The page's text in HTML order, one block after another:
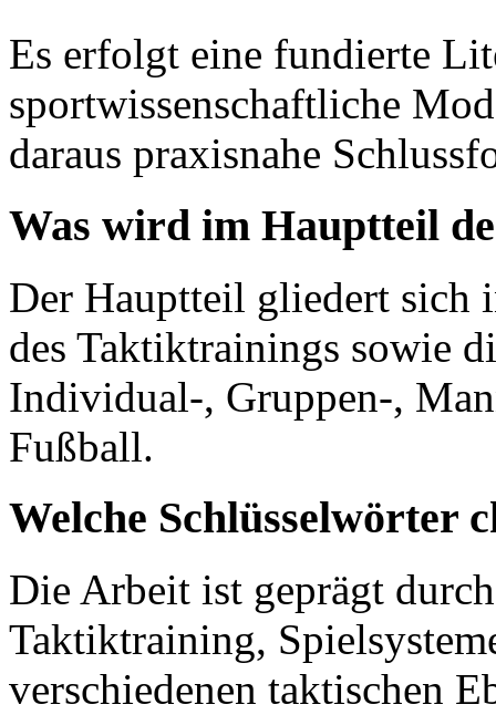
Es erfolgt eine fundierte
sportwissenschaftliche
daraus praxisnahe
Was wird im Hauptteil
Der Hauptteil gliedert sich
des Taktiktrainings sowie
Individual-, Gruppen-,
Fußball.
Welche Schlüsselwörter
Die Arbeit ist geprägt
Taktiktraining,
verschiedenen taktischen